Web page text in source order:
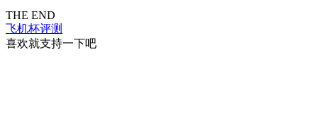
THE END
飞机杯评测
喜欢就支持一下吧